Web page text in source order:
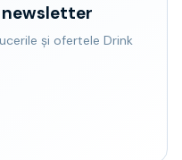
și ofertele Drink